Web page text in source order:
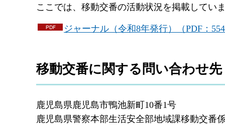
ここでは、移動交番の活動状況を掲載していま
ジャーナル（令和8年発行）（PDF：
移動交番に関する問い合わせ先
鹿児島県鹿児島市鴨池新町10番1号
鹿児島県警察本部生活安全部地域課移動交番